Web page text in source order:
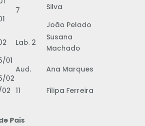
7
Silva
João Pelado
Lab. 2
Susana
Machado
01
02
Aud. Ana Marques
02 11 Filipa Ferreira
Pais